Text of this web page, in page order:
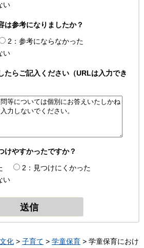
い
は参考になりましたか？
2：参考にならなかった
い
たらご記入ください（URLは入力でき
けやすかったですか？
2：見つけにくかった
い
化 > 子育て > 学童保育 > 学童保育におけ